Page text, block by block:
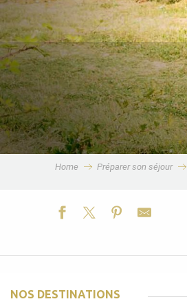
Home Préparer son séjour
NOS DESTINATIONS